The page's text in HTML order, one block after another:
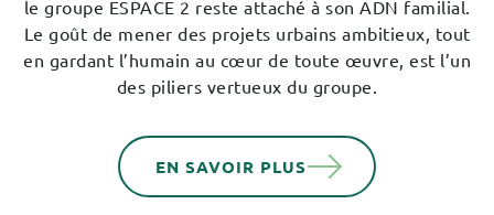
le groupe ESPACE 2 reste attaché à son ADN familial.
Le goût de mener des projets urbains ambitieux, tout
en gardant l’humain au cœur de toute œuvre, est l’un
des piliers vertueux du groupe.
EN SAVOIR PLUS